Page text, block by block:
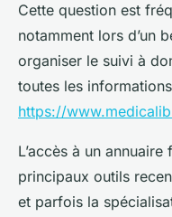
Cette question est
notamment lors d’un
organiser le suivi à
toutes les
https://
L’accès à un
principaux outils
et parfois la